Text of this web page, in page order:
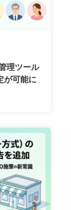
理ツール
が可能に